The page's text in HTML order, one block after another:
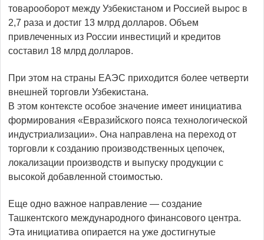
товарооборот между Узбекистаном и Россией вырос в
2,7 раза и достиг 13 млрд долларов. Объем
привлеченных из России инвестиций и кредитов
составил 18 млрд долларов.
При этом на страны ЕАЭС приходится более четверти
внешней торговли Узбекистана.
В этом контексте особое значение имеет инициатива
формирования «Евразийского пояса технологической
индустриализации». Она направлена на переход от
торговли к созданию производственных цепочек,
локализации производств и выпуску продукции с
высокой добавленной стоимостью.
Еще одно важное направление — создание
Ташкентского международного финансового центра.
Эта инициатива опирается на уже достигнутые